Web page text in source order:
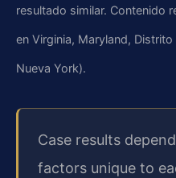
resultado similar. Contenido
en Virginia, Maryland,
Nueva York).
Case results
factors unique to